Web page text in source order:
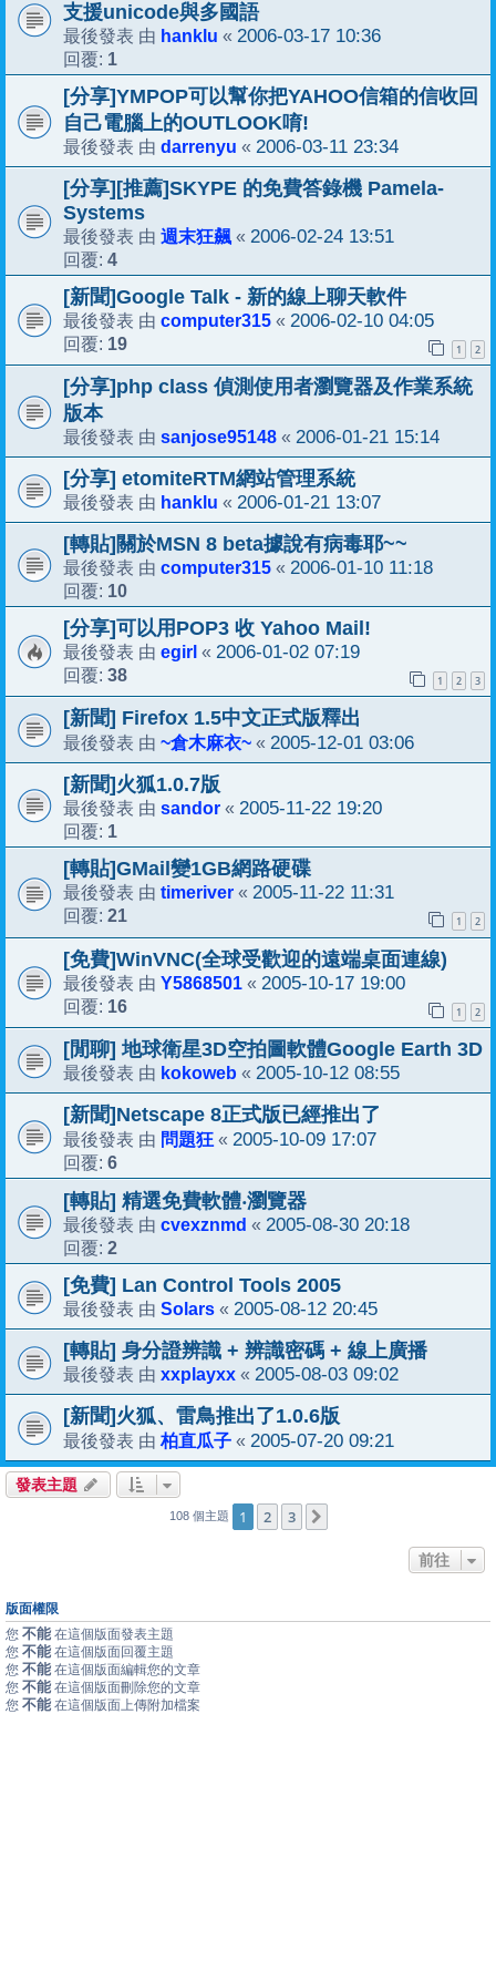
支援unicode與多國語
最後發表 由 hanklu « 2006-03-17 10:36
回覆: 1
[分享]YMPOP可以幫你把YAHOO信箱的信收回
自己電腦上的OUTLOOK唷!
最後發表 由 darrenyu « 2006-03-11 23:34
[分享][推薦]SKYPE 的免費答錄機 Pamela-
Systems
最後發表 由 週末狂飆 « 2006-02-24 13:51
回覆: 4
[新聞]Google Talk - 新的線上聊天軟件
最後發表 由 computer315 « 2006-02-10 04:05
回覆: 19 1 2
[分享]php class 偵測使用者瀏覽器及作業系統
版本
最後發表 由 sanjose95148 « 2006-01-21 15:14
[分享] etomiteRTM網站管理系統
最後發表 由 hanklu « 2006-01-21 13:07
[轉貼]關於MSN 8 beta據說有病毒耶~~
最後發表 由 computer315 « 2006-01-10 11:18
回覆: 10
[分享]可以用POP3 收 Yahoo Mail!
最後發表 由 egirl « 2006-01-02 07:19
回覆: 38 1 2 3
[新聞] Firefox 1.5中文正式版釋出
最後發表 由 ~倉木麻衣~ « 2005-12-01 03:06
[新聞]火狐1.0.7版
最後發表 由 sandor « 2005-11-22 19:20
回覆: 1
[轉貼]GMail變1GB網路硬碟
最後發表 由 timeriver « 2005-11-22 11:31
回覆: 21 1 2
[免費]WinVNC(全球受歡迎的遠端桌面連線)
最後發表 由 Y5868501 « 2005-10-17 19:00
回覆: 16 1 2
[閒聊] 地球衛星3D空拍圖軟體Google Earth 3D
最後發表 由 kokoweb « 2005-10-12 08:55
[新聞]Netscape 8正式版已經推出了
最後發表 由 問題狂 « 2005-10-09 17:07
回覆: 6
[轉貼] 精選免費軟體‧瀏覽器
最後發表 由 cvexznmd « 2005-08-30 20:18
回覆: 2
[免費] Lan Control Tools 2005
最後發表 由 Solars « 2005-08-12 20:45
[轉貼] 身分證辨識 + 辨識密碼 + 線上廣播
最後發表 由 xxplayxx « 2005-08-03 09:02
[新聞]火狐、雷鳥推出了1.0.6版
最後發表 由柏直瓜子 « 2005-07-20 09:21
發表主題
108 個主題 1 2 3
前往
版面權限
您 不能 在這個版面發表主題
您 不能 在這個版面回覆主題
您 不能 在這個版面編輯您的文章
您 不能 在這個版面刪除您的文章
您 不能 在這個版面上傳附加檔案